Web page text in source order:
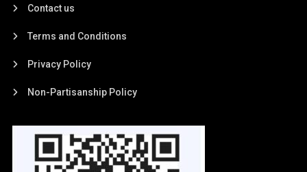
Contact us
Terms and Conditions
Privacy Policy
Non-Partisanship Policy